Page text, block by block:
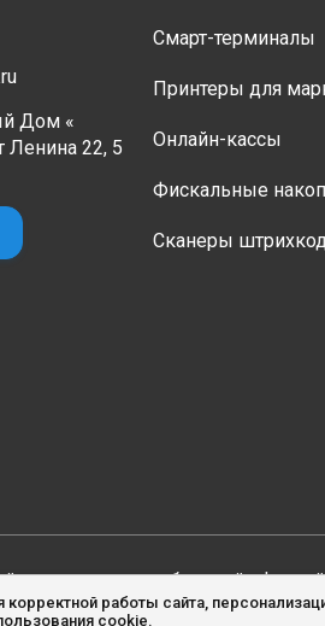
работы сайта,
cookie.
Дом «
Ленина 22, 5
Смарт-терминалы
Принтеры для
Онлайн-кассы
Фискальные
Сканеры
не является публичной